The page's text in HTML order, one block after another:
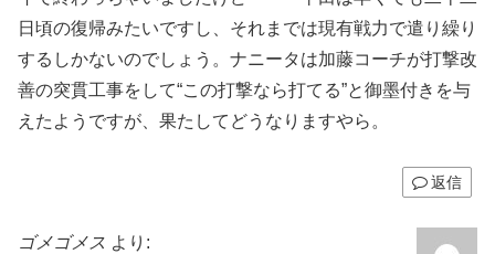
日頃の復帰みたいですし、それまでは現有戦力で遣り繰り
するしかないのでしょう。ナニータは加藤コーチが打撃改
善の突貫工事をして“この打撃なら打てる”と御墨付きを与
えたようですが、果たしてどうなりますやら。
返信
ゴメゴメス より: